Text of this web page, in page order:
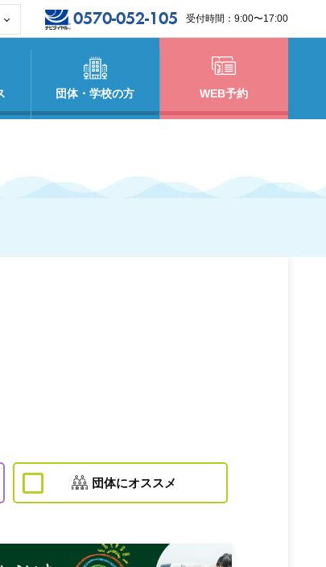
0570-052-105 受付時間：9:00〜17:00
団体・学校の方 WEB予約
団体にオススメ